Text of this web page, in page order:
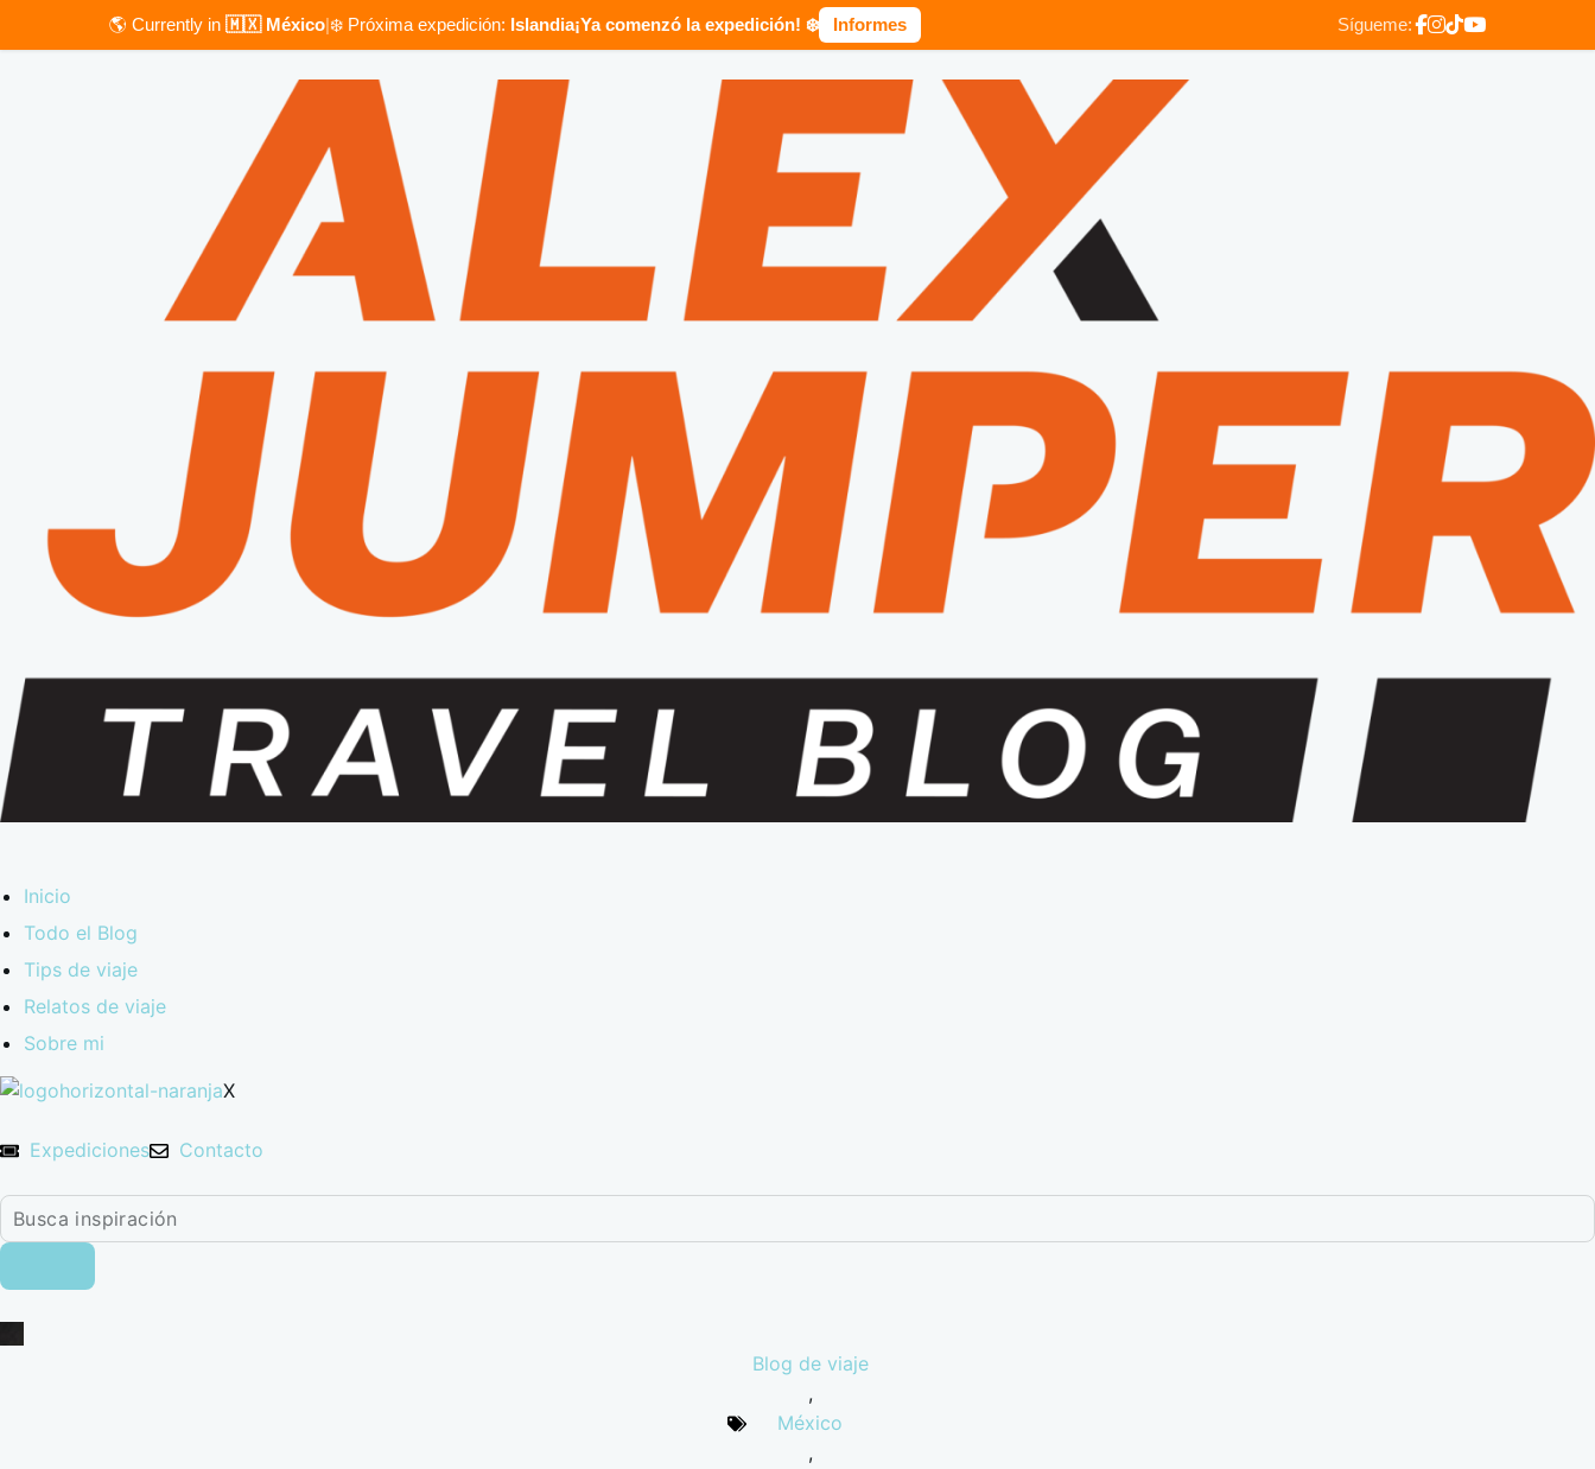
🌎 Currently in 🇲🇽 México|❄️ Próxima expedición: Islandia¡Ya comenzó la expedición! ❄️ Informes Sígueme:
Inicio
Todo el Blog
Tips de viaje
Relatos de viaje
Sobre mi
X
Expediciones Contacto
Blog de viaje
,
México
,